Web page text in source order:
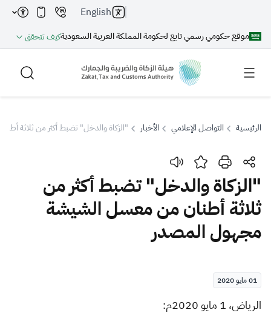
موقع حكومي رسمي تابع لحكومة المملكة العربية السعوديةكيف تتحقق
English
بحث
بحث بحث AI
اقتراحات
الزكاة
الإقرار الضريبي
الرئيسية التواصل الإعلامي الأخبار "الزكاة والدخل" تضبط أكثر من ثلاثة
"الزكاة والدخل" تضبط أكثر من
ثلاثة أطنان من معسل الشيشة
مجهول المصدر
01 مايو 2020
الرياض، 1 مايو 2020م: